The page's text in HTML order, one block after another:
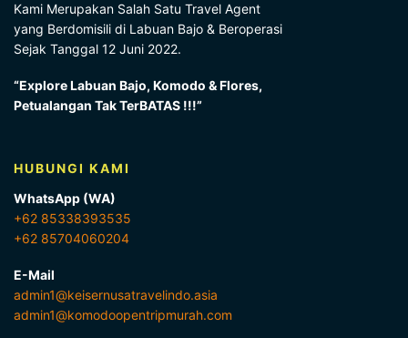
Kami Merupakan Salah Satu Travel Agent
yang Berdomisili di Labuan Bajo & Beroperasi
Sejak Tanggal 12 Juni 2022.
“Explore Labuan Bajo, Komodo & Flores,
Petualangan Tak TerBATAS !!!”
HUBUNGI KAMI
WhatsApp (WA)
+62 85338393535
+62 85704060204
E-Mail
admin1@keisernusatravelindo.asia
admin1@komodoopentripmurah.com